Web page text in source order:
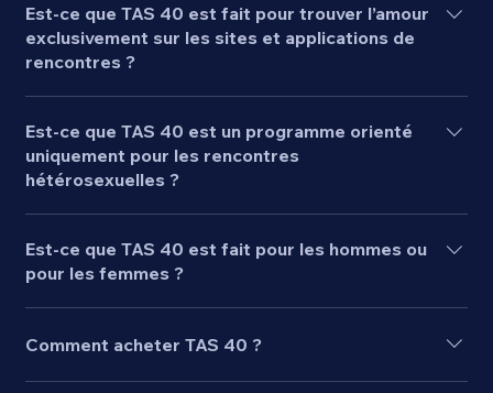
Est-ce que TAS 40 est fait pour trouver l’amour
exclusivement sur les sites et applications de
rencontres ?
Est-ce que TAS 40 est un programme orienté
uniquement pour les rencontres
hétérosexuelles ?
Est-ce que TAS 40 est fait pour les hommes ou
pour les femmes ?
Comment acheter TAS 40 ?